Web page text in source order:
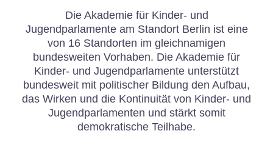
Die Akademie für Kinder- und
Jugendparlamente am Standort Berlin ist eine
von 16 Standorten im gleichnamigen
bundesweiten Vorhaben. Die Akademie für
Kinder- und Jugendparlamente unterstützt
bundesweit mit politischer Bildung den Aufbau,
das Wirken und die Kontinuität von Kinder- und
Jugendparlamenten und stärkt somit
demokratische Teilhabe.